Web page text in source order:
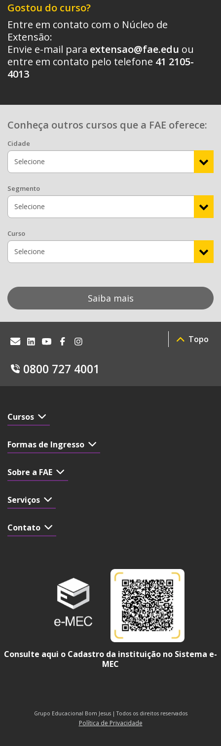
Gostou do curso?
Entre em contato com o Núcleo de
Extensão:
Envie e-mail para extensao@fae.edu ou
entre em contato pelo telefone 41 2105-
4013
Conheça outros cursos que a FAE oferece:
Cidade
Segmento
Curso
Saiba mais
0800 727 4001
Topo
Cursos
Formas de Ingresso
Sobre a FAE
Serviços
Contato
Consulte aqui o Cadastro da instituição no Sistema e-
MEC
Grupo Educacional Bom Jesus | Todos os direitos reservados
Política de Privacidade